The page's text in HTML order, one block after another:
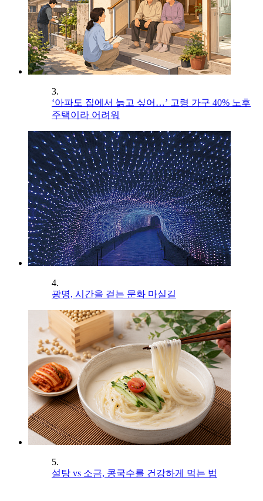
3.
‘아파도 집에서 늙고 싶어…’ 고령 가구 40% 노후
주택이라 어려워
4.
광명, 시간을 걷는 문화 마실길
5.
설탕 vs 소금, 콩국수를 건강하게 먹는 법